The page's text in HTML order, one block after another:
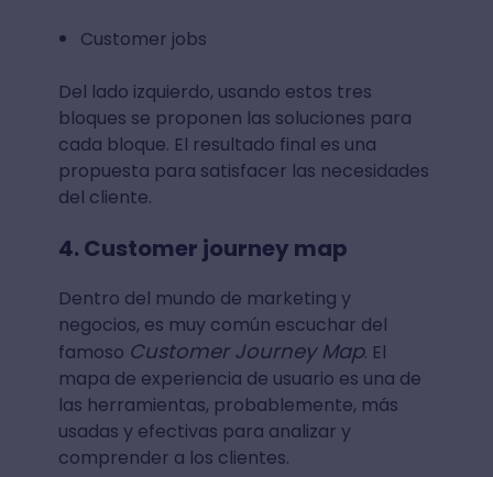
Customer jobs
Del lado izquierdo, usando estos tres
bloques se proponen las soluciones para
cada bloque. El resultado final es una
propuesta para satisfacer las necesidades
del cliente.
4. Customer journey map
Dentro del mundo de marketing y
negocios, es muy común escuchar del
famoso Customer Journey Map. El
mapa de experiencia de usuario es una de
las herramientas, probablemente, más
usadas y efectivas para analizar y
comprender a los clientes.